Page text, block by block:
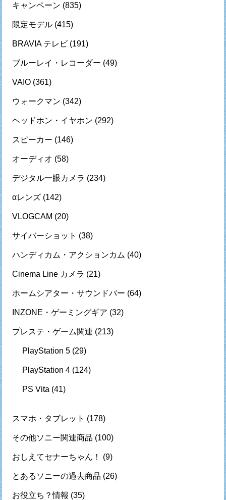
キャンペーン (835)
限定モデル (415)
BRAVIA テレビ (191)
ブルーレイ・レコーダー (49)
VAIO (361)
ウォークマン (342)
ヘッドホン・イヤホン (292)
スピーカー (146)
オーディオ (58)
デジタル一眼カメラ (234)
αレンズ (142)
VLOGCAM (20)
サイバーショット (38)
ハンディカム・アクションカム (40)
Cinema Line カメラ (21)
ホームシアター・サウンドバー (64)
INZONE・ゲーミングギア (32)
プレステ・ゲーム関連 (213)
PlayStation 5 (29)
PlayStation 4 (124)
PS Vita (41)
スマホ・タブレット (178)
その他ソニー関連商品 (100)
おしえてセナーちゃん！ (9)
とあるソニーの過去商品 (26)
お役立ち？情報 (35)